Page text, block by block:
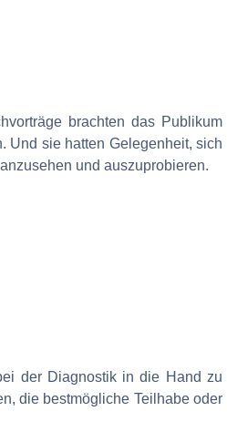
brachten das Publikum
Und sie hatten Gelegenheit, sich
und auszuprobieren.
der Diagnostik in die Hand zu
die bestmögliche Teilhabe oder